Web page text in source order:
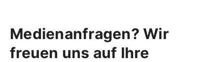
Medienanfragen? Wir
freuen uns auf Ihre